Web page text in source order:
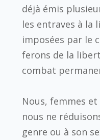
déjà émis
les entraves à la
imposées par le
ferons de la
combat
Nous, femmes
nous ne
genre ou à son